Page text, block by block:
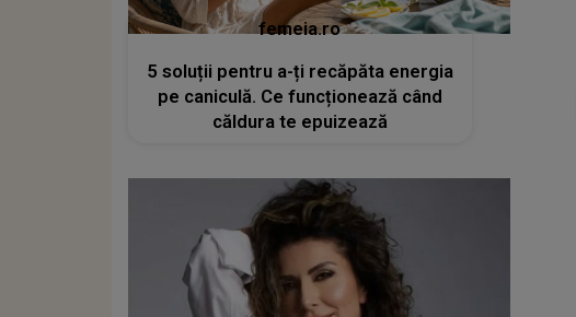
femeia.ro
5 soluții pentru a-ți recăpăta energia
pe caniculă. Ce funcționează când
căldura te epuizează